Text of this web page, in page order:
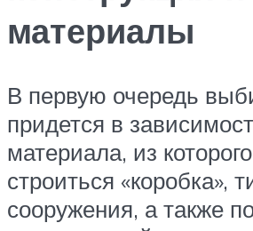
материалы
В первую очередь
придется в
материала, из
строиться «коробка»,
сооружения, а также